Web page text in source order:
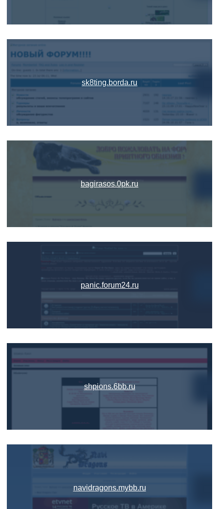
sk8ting.borda.ru
bagirasos.0pk.ru
panic.forum24.ru
shpions.6bb.ru
navidragons.mybb.ru